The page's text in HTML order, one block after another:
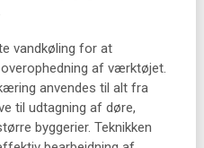
vandkøling for at
af værktøjet.
anvendes til alt fra
til udtagning af døre,
byggerier. Teknikken